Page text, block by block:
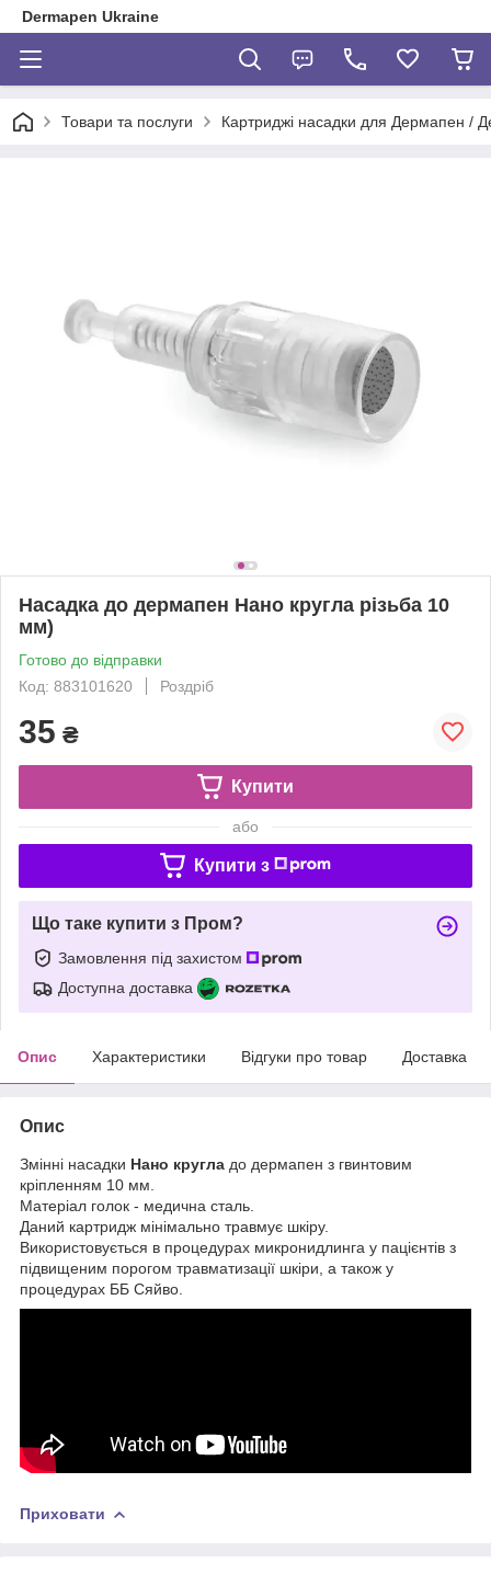
Dermapen Ukraine
Товари та послуги Картриджі насадки для Дермапен /
Насадка до дермапен Нано кругла різьба 10
мм)
Готово до відправки
Код: 883101620
Роздріб
35 ₴
Купити
або
Купити з
Що таке купити з Пром?
Замовлення під захистом
Доступна доставка
Опис Характеристики Відгуки про товар Доставка
Опис
Змінні насадки Нано кругла до дермапен з гвинтовим
кріпленням 10 мм.
Матеріал голок - медична сталь.
Даний картридж мінімально травмує шкіру.
Використовується в процедурах микронидлинга у пацієнтів з
підвищеним порогом травматизації шкіри, а також у
процедурах ББ Сяйво.
Приховати